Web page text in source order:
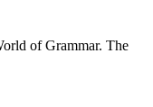
of Grammar. The